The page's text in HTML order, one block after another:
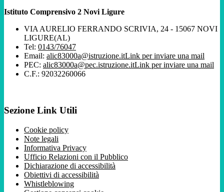
Istituto Comprensivo 2 Novi Ligure
VIA AURELIO FERRANDO SCRIVIA, 24 - 15067 NOVI
LIGURE(AL)
Tel: 0143/76047
Email: alic83000a@istruzione.itLink per inviare una mail
PEC: alic83000a@pec.istruzione.itLink per inviare una mail
C.F.: 92032260066
Sezione Link Utili
Cookie policy
Note legali
Informativa Privacy
Ufficio Relazioni con il Pubblico
Dichiarazione di accessibilità
Obiettivi di accessibilità
Whistleblowing